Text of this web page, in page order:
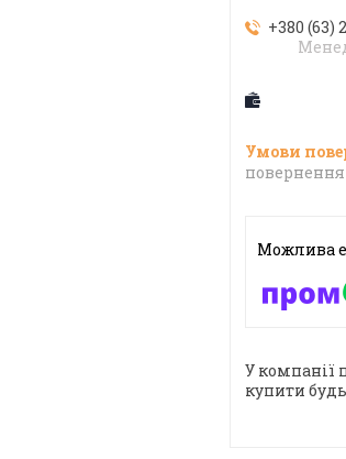
+380 (63)
повернення
У компанії
купити